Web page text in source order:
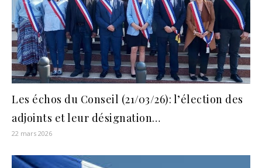
Les échos du Conseil (21/03/26): l’élection des
adjoints et leur désignation…
22 mars 2026